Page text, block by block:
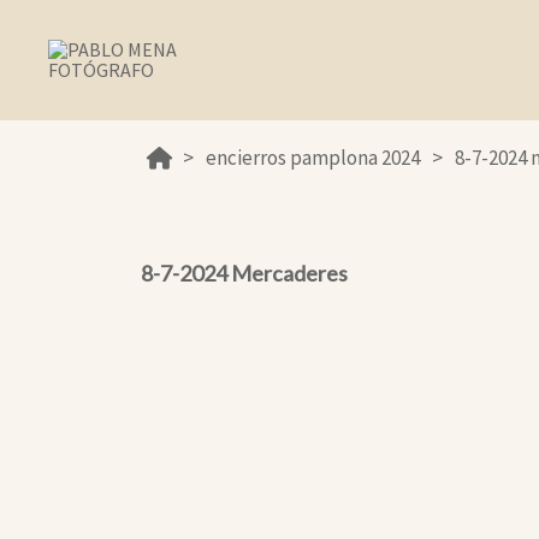
encierros pamplona 2024 8-7-2024
8-7-2024 Mercaderes